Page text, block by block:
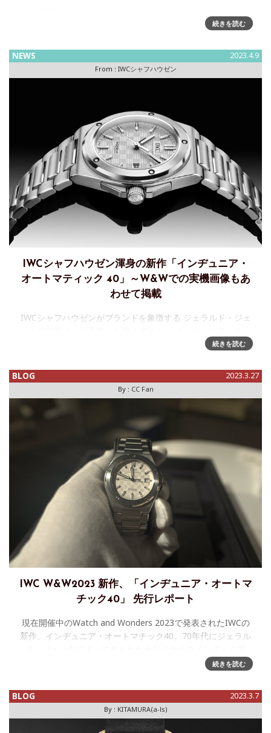
プガン“オセアナ”」、「パイロット・ウォッチ・クロノグラフ
&ワンダーズにおいて、IWCシャフ
続きを読む
NEWS 2023.4.9
From : IWCシャフハウゼン
IWCシャフハウゼン渾身の新作「インヂュニア・
オートマティック 40」～W&Wでの実機画像もあ
わせて掲載
IWCシャフハウゼンがブランドを象徴する ジェラルド・ジェ
トマティック 40」を発売IWCシャフハウゼンは、ジュネーヴ
ート
続きを読む
BLOG 2023.3.27
By : CC Fan
IWC W&W2023 新作、「インヂュニア・オートマ
チック40」 先行レポート
現在開催中のWatch and Wonders 2023で発表されたIWCの
新作、インヂュニア・オートマチック40。70年代にジェラル
SL(リファレンス1832)の特徴を受け継ぎながら、ハ
続きを読む
BLOG 2023.3.7
By : KITAMURA(a-ls)